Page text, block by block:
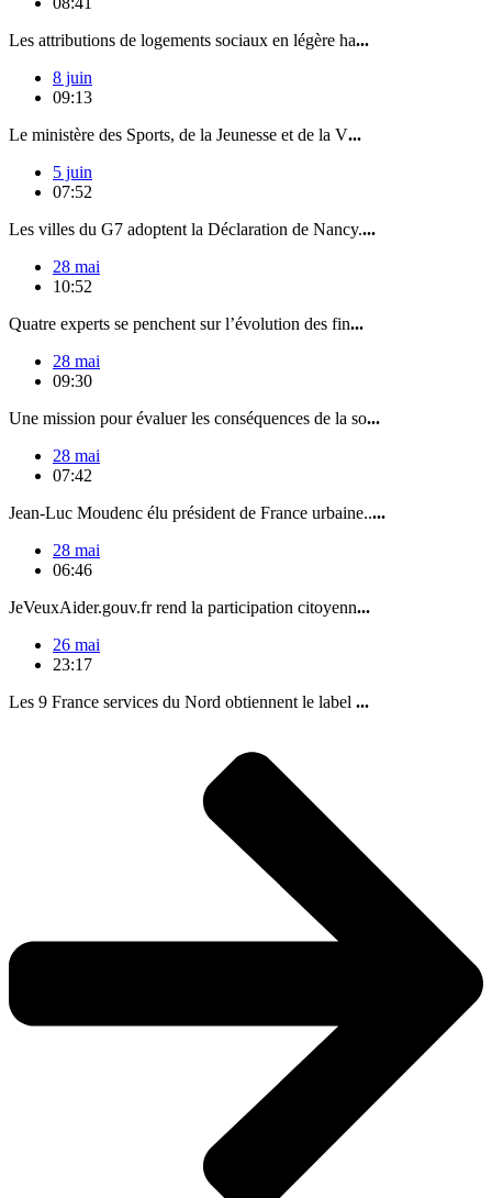
Les attributions de logements sociaux en légère ha...
8 juin
09:13
Le ministère des Sports, de la Jeunesse et de la V...
5 juin
07:52
Les villes du G7 adoptent la Déclaration de Nancy....
28 mai
10:52
Quatre experts se penchent sur l’évolution des fin...
28 mai
09:30
Une mission pour évaluer les conséquences de la so...
28 mai
07:42
Jean-Luc Moudenc élu président de France urbaine.....
28 mai
06:46
JeVeuxAider.gouv.fr rend la participation citoyenn...
26 mai
23:17
Les 9 France services du Nord obtiennent le label ...